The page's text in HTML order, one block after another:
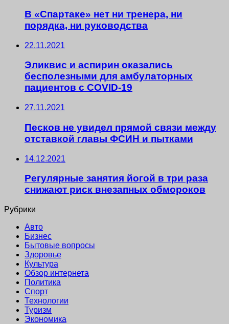
В «Спартаке» нет ни тренера, ни
порядка, ни руководства
22.11.2021
Эликвис и аспирин оказались
бесполезными для амбулаторных
пациентов с COVID-19
27.11.2021
Песков не увидел прямой связи между
отставкой главы ФСИН и пытками
14.12.2021
Регулярные занятия йогой в три раза
снижают риск внезапных обмороков
Рубрики
Авто
Бизнес
Бытовые вопросы
Здоровье
Культура
Обзор интернета
Политика
Спорт
Технологии
Туризм
Экономика